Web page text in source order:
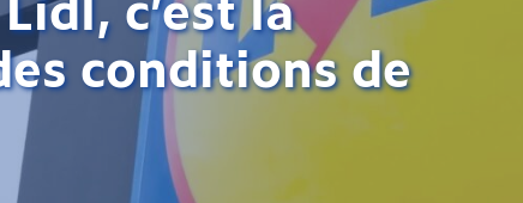
conditions de